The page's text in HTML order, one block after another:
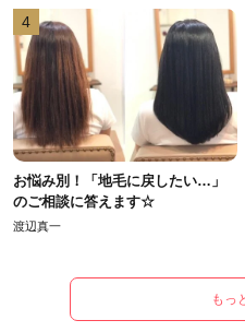
4
お悩み別！「地毛に戻したい…」
のご相談に答えます☆
渡辺真一
もっ